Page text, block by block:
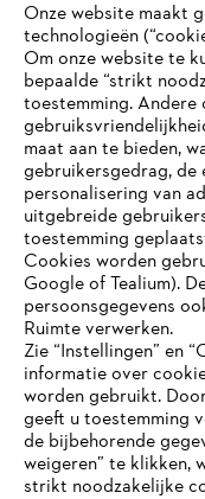
Bedrijf
STIHL FAQ
Contact
JE
Je gebruikt een
Onze website maakt
technologieën
Om onze website te
bepaalde “strikt
toestemming. Andere
maat aan te bieden,
gebruikersgedrag,
personalisering van
uitgebreide
toestemming
Cookies worden
Google of Tealium).
persoonsgegevens
Ruimte verwerken.
Zie “Instellingen” en
informatie over
worden gebruikt.
geeft u toestemming
de bijbehorende
weigeren” te klikken,
strikt noodzakelijke